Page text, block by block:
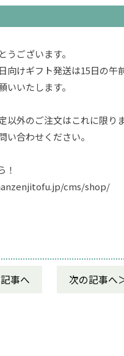
うございます。
向けギフト発送は15日の午
いいたします。
以外のご注文はこれに限りま
い合わせください。
！
cms/shop/
事へ 次の記事へ